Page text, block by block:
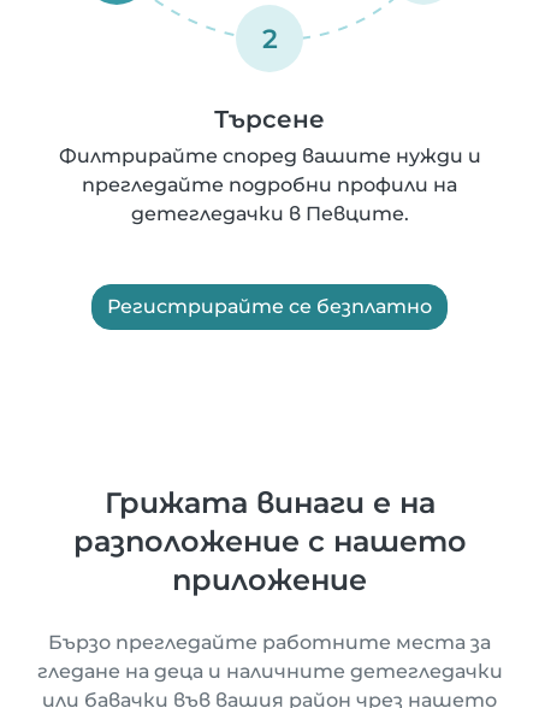
2
Търсене
Филтрирайте според вашите нужди и
прегледайте подробни профили на
детегледачки в Певците.
Регистрирайте се безплатно
Грижата винаги е на
разположение с нашето
приложение
Бързо прегледайте работните места за
гледане на деца и наличните детегледачки
или бавачки във вашия район чрез нашето